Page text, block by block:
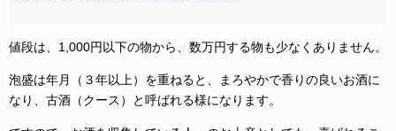
値段は、1,000円以下の物から、数万円する物も少なくありません。
泡盛は年月（３年以上）を重ねると、まろやかで香りの良いお酒に
なり、古酒（クース）と呼ばれる様になります。